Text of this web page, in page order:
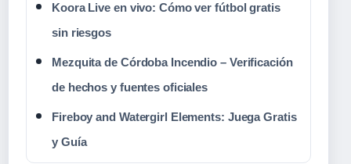
Koora Live en vivo: Cómo ver fútbol gratis
sin riesgos
Mezquita de Córdoba Incendio – Verificación
de hechos y fuentes oficiales
Fireboy and Watergirl Elements: Juega Gratis
y Guía